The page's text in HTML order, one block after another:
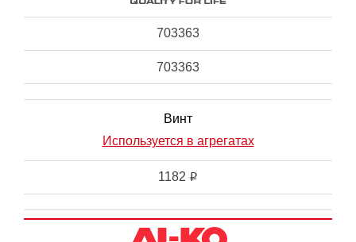
703363
703363
Винт
Используется в агрегатах
1182 i